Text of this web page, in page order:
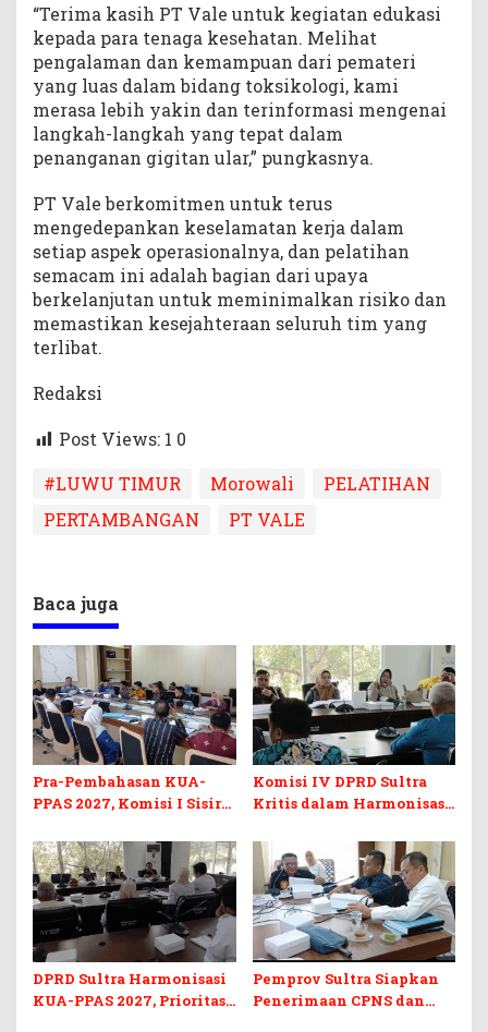
“Terima kasih PT Vale untuk kegiatan edukasi
kepada para tenaga kesehatan. Melihat
pengalaman dan kemampuan dari pemateri
yang luas dalam bidang toksikologi, kami
merasa lebih yakin dan terinformasi mengenai
langkah-langkah yang tepat dalam
penanganan gigitan ular,” pungkasnya.
PT Vale berkomitmen untuk terus
mengedepankan keselamatan kerja dalam
setiap aspek operasionalnya, dan pelatihan
semacam ini adalah bagian dari upaya
berkelanjutan untuk meminimalkan risiko dan
memastikan kesejahteraan seluruh tim yang
terlibat.
Redaksi
Post Views: 1 0
#LUWU TIMUR
Morowali
PELATIHAN
PERTAMBANGAN
PT VALE
Baca juga
Pra-Pembahasan KUA-
PPAS 2027, Komisi I Sisir
Berkelanjutan
Komisi IV DPRD Sultra
Kritis dalam Harmonisasi
Perubahan APBD 2026
DPRD Sultra Harmonisasi
KUA-PPAS 2027, Prioritas
Pemprov Sultra Siapkan
Penerimaan CPNS dan